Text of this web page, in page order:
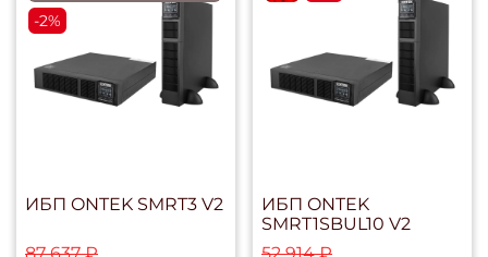
-2%
ИБП ONTEK SMRT3 V2
ИБП ONTEK
SMRT1SBUL10 V2